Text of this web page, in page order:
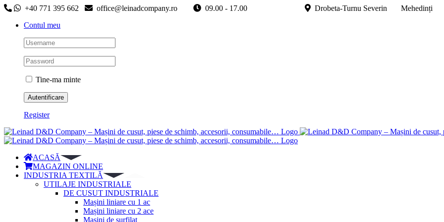
Skip
content
+40 771 395 662 office@leinadcompany.ro 09.00 - 17.00
Drobeta-Turnu Severin Mehedinți
Contul meu
Tine-ma minte
Register
ACASĂ
MAGAZIN ONLINE
INDUSTRIA TEXTILĂ
UTILAJE INDUSTRIALE
DE CUSUT INDUSTRIALE
Mașini liniare cu 1 ac
Mașini liniare cu 2 ace
Mașini de surfilat